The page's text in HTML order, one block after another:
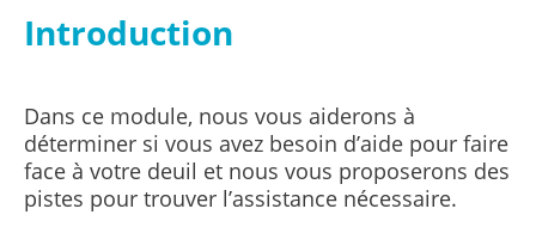
Introduction
Dans ce module, nous vous aiderons à
déterminer si vous avez besoin d’aide pour faire
face à votre deuil et nous vous proposerons des
pistes pour trouver l’assistance nécessaire.